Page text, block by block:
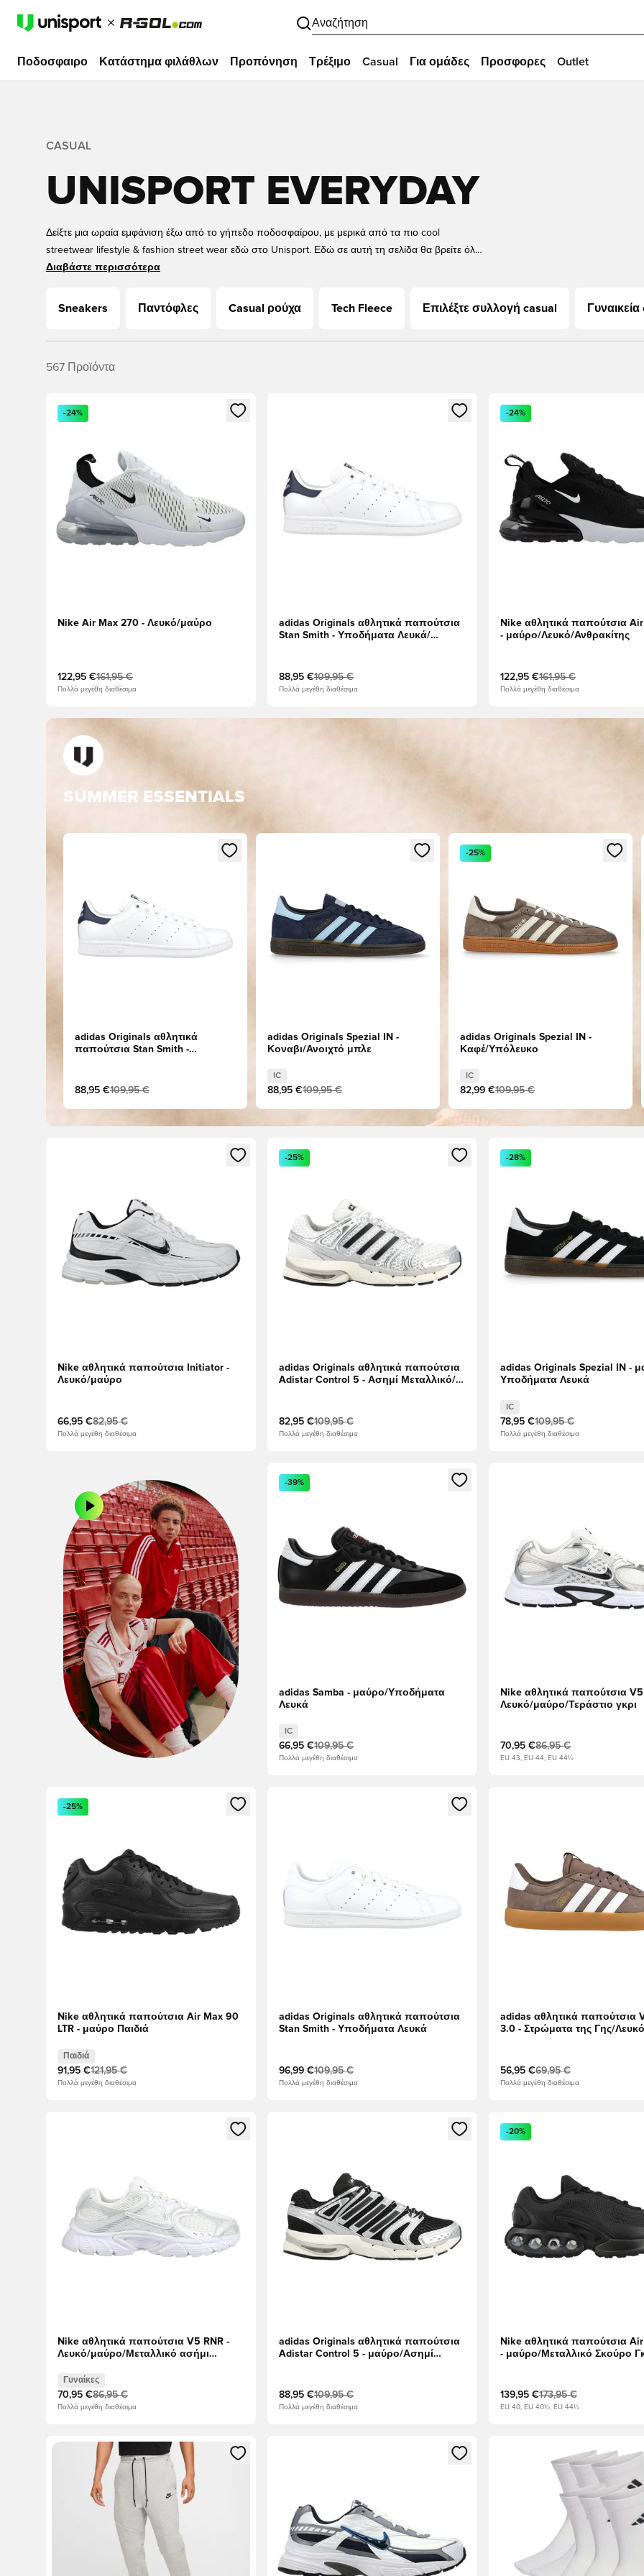
Αναζήτηση
Ποδοσφαιρο Κατάστημα φιλάθλων Προπόνηση Τρέξιμο Casual Για ομάδες Προσφορες Outlet
CASUAL
UNISPORT EVERYDAY
Δείξτε μια ωραία εμφάνιση έξω από το γήπεδο ποδοσφαίρου, με μερικά από τα πιο cool
streetwear lifestyle & fashion street wear εδώ στο Unisport. Εδώ σε αυτή τη σελίδα θα βρείτε όλα
τα πιο κομψά και μοντέρνα ρούχα αθλητικής μόδας. Τεράστια ποικιλία από πάνινα παπούτσια,
όπως adidas, Nike, PUMA και New Balance εδώ στο Unisport.
Διαβάστε περισσότερα
Sneakers Παντόφλες Casual ρούχα Tech Fleece Επιλέξτε συλλογή casual Γυναικεία
567 Προϊόντα
Ανοίγει ένα Modal για να συνδεθείτε ή να εγγραφείτε ως μέλος
adidas Originals αθλητικά
παπούτσια Stan Smith -
88,95 €109,95 €
Ανοίγει ένα Modal για να συνδεθείτε ή να εγγραφείτε ως μέλος
adidas Originals Spezial IN -
Κοναβι/Ανοιχτό μπλε
IC
88,95 €109,95 €
Ανοίγει ένα Modal για να συνδεθείτε
-25%
adidas Originals Spezial IN -
Καφέ/Υπόλευκο
IC
82,99 €109,95 €
SUMMER ESSENTIALS
Ανοίγει ένα Modal για να συνδεθείτε ή να εγγραφείτε ως μέλος
-24%
Nike Air Max 270 - Λευκό/μαύρο
122,95 €161,95 €
Πολλά μεγέθη διαθέσιμα
Ανοίγει ένα Modal για να συνδεθείτε ή να εγγραφείτε ως μέλος
adidas Originals αθλητικά παπούτσια
Stan Smith - Υποδήματα Λευκά/
88,95 €109,95 €
Πολλά μεγέθη διαθέσιμα
Ανοίγει ένα Modal για να
-24%
Nike αθλητικά παπούτσια
- μαύρο/Λευκό/Ανθρακίτης
122,95 €161,95 €
Πολλά μεγέθη διαθέσιμα
Ανοίγει ένα Modal για να συνδεθείτε ή να εγγραφείτε ως μέλος
Nike αθλητικά παπούτσια Initiator -
Λευκό/μαύρο
66,95 €82,95 €
Πολλά μεγέθη διαθέσιμα
Ανοίγει ένα Modal για να συνδεθείτε ή να εγγραφείτε ως μέλος
-25%
adidas Originals αθλητικά παπούτσια
Adistar Control 5 - Ασημί Μεταλλικό/
82,95 €109,95 €
Πολλά μεγέθη διαθέσιμα
Ανοίγει ένα Modal για να
-28%
adidas Originals Spezial IN -
Υποδήματα Λευκά
IC
78,95 €109,95 €
Πολλά μεγέθη διαθέσιμα
Ανοίγει ένα Modal για να συνδεθείτε ή να εγγραφείτε ως μέλος
-39%
adidas Samba - μαύρο/Υποδήματα
Λευκά
IC
66,95 €109,95 €
Πολλά μεγέθη διαθέσιμα
Ανοίγει ένα Modal για να
Nike αθλητικά παπούτσια V5
Λευκό/μαύρο/Τεράστιο γκρι
70,95 €86,95 €
EU 43, EU 44, EU 44½
Ανοίγει ένα Modal για να συνδεθείτε ή να εγγραφείτε ως μέλος
-25%
Nike αθλητικά παπούτσια Air Max 90
LTR - μαύρο Παιδιά
Παιδιά
91,95 €121,95 €
Πολλά μεγέθη διαθέσιμα
Ανοίγει ένα Modal για να συνδεθείτε ή να εγγραφείτε ως μέλος
adidas Originals αθλητικά παπούτσια
Stan Smith - Υποδήματα Λευκά
96,99 €109,95 €
Πολλά μεγέθη διαθέσιμα
Ανοίγει ένα Modal για να
adidas αθλητικά παπούτσια
3.0 - Στρώματα της Γης/
56,95 €69,95 €
Πολλά μεγέθη διαθέσιμα
Ανοίγει ένα Modal για να συνδεθείτε ή να εγγραφείτε ως μέλος
Nike αθλητικά παπούτσια V5 RNR -
Λευκό/μαύρο/Μεταλλικό ασήμι
Γυναίκες
70,95 €86,95 €
Πολλά μεγέθη διαθέσιμα
Ανοίγει ένα Modal για να συνδεθείτε ή να εγγραφείτε ως μέλος
adidas Originals αθλητικά παπούτσια
Adistar Control 5 - μαύρο/Ασημί
88,95 €109,95 €
Πολλά μεγέθη διαθέσιμα
Ανοίγει ένα Modal για να
-20%
Nike αθλητικά παπούτσια Air
- μαύρο/Μεταλλικό Σκούρο
139,95 €173,95 €
EU 40, EU 40½, EU 44½
Ανοίγει ένα Modal για να συνδεθείτε ή να εγγραφείτε ως μέλοςΑνοίγει ένα Modal για να συνδεθείτε ή να εγγραφείτε ως μέλος
Ανοίγει ένα Modal για να